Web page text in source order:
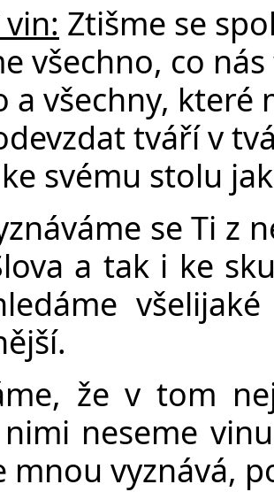
Ztišme se
všechno, co
a všechny,
tváří v
svému stolu
se Ti z
a tak i ke
že v tom
neseme
mnou vyznává,